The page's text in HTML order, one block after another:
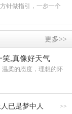
针做指引，一步一个
更多>>
笑,真像好天气
柔的态度，理想的怀
>>
已是梦中人